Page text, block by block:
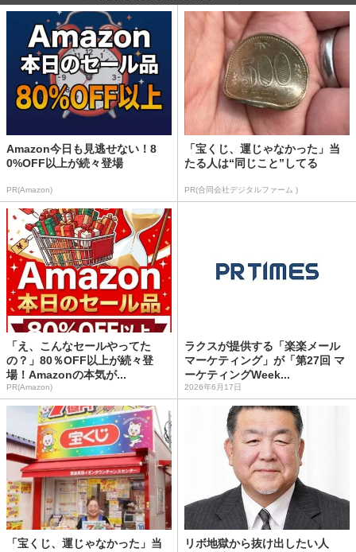
Amazon今日も見逃せない！8
0%OFF以上が続々登場
PR(Amazon)
「宝くじ、運じゃなかった」当
たる人は“同じこと”してる
PR(合同会社デジタルファーム )
「え、こんなセールやってた
の？」80％OFF以上が続々登
場！Amazonの本気が...
PR(Amazon)
ラクスが提供する「楽楽メール
マーケティング」が「第27回 マ
ーケティングWeek...
2026年6月17日
「宝くじ、運じゃなかった」当
リボ地獄から抜け出したい人